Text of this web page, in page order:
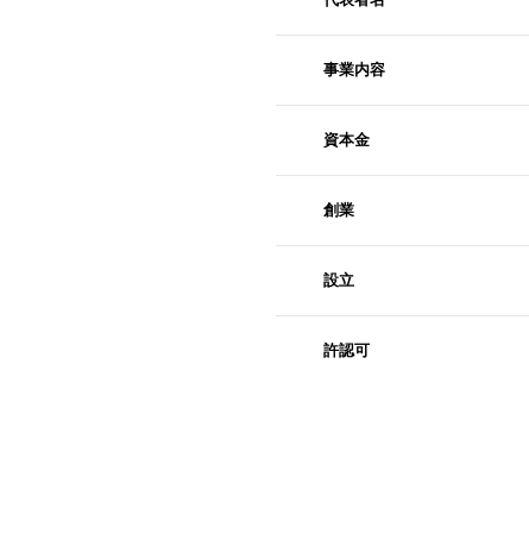
事業内容
資本金
創業
設立
許認可